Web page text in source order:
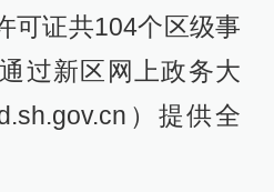
可证共104个区级事
过新区网上政务大
）提供全